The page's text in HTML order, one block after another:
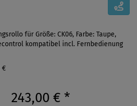
für Größe: CK06, Farbe: Taupe,
kompatibel incl. Fernbedienung
€
243,00 € *